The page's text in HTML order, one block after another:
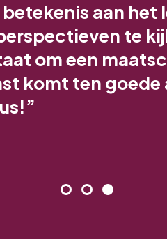
aan
te
om een
komt ten goede